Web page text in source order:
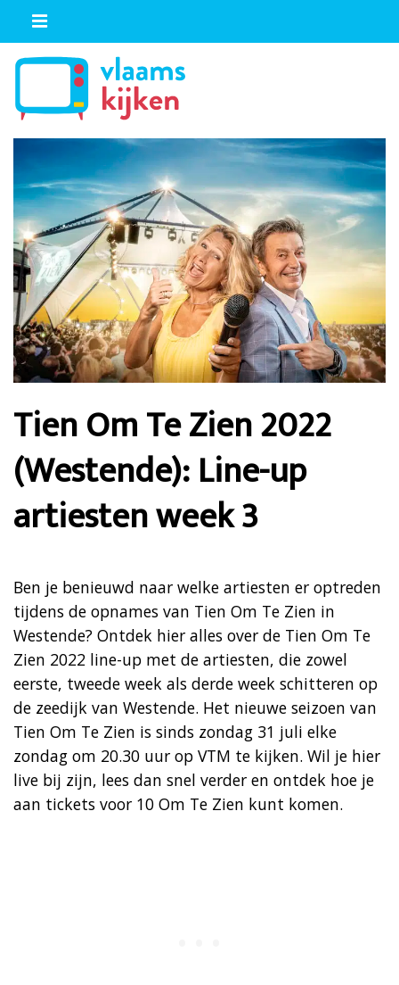
Tien Om Te Zien 2022
(Westende): Line-up
artiesten week 3
Ben je benieuwd naar welke artiesten er optreden
tijdens de opnames van Tien Om Te Zien in
Westende? Ontdek hier alles over de Tien Om Te
Zien 2022 line-up met de artiesten, die zowel
eerste, tweede week als derde week schitteren op
de zeedijk van Westende. Het nieuwe seizoen van
Tien Om Te Zien is sinds zondag 31 juli elke
zondag om 20.30 uur op VTM te kijken. Wil je hier
live bij zijn, lees dan snel verder en ontdek hoe je
aan tickets voor 10 Om Te Zien kunt komen.